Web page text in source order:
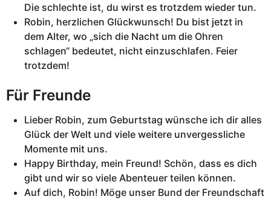
Die schlechte ist, du wirst es trotzdem wieder tun.
Robin, herzlichen Glückwunsch! Du bist jetzt in
dem Alter, wo „sich die Nacht um die Ohren
schlagen“ bedeutet, nicht einzuschlafen. Feier
trotzdem!
Für Freunde
Lieber Robin, zum Geburtstag wünsche ich dir alles
Glück der Welt und viele weitere unvergessliche
Momente mit uns.
Happy Birthday, mein Freund! Schön, dass es dich
gibt und wir so viele Abenteuer teilen können.
Auf dich, Robin! Möge unser Bund der Freundschaft